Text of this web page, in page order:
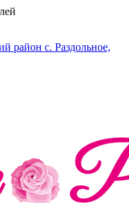
район с. Раздольное,